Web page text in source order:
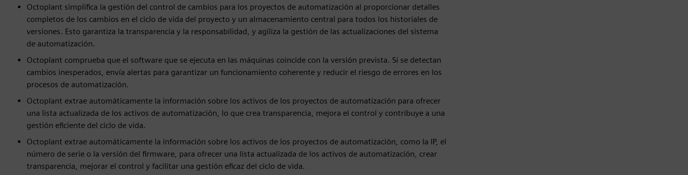
Octoplant simplifica la gestión del control de cambios para los proyectos de automatización al proporcionar detalles
completos de los cambios en el ciclo de vida del proyecto y un almacenamiento central para todos los historiales de
versiones. Esto garantiza la transparencia y la responsabilidad, y agiliza la gestión de las actualizaciones del sistema
de automatización.
Octoplant comprueba que el software que se ejecuta en las máquinas coincide con la versión prevista. Si se detectan
cambios inesperados, envía alertas para garantizar un funcionamiento coherente y reducir el riesgo de errores en los
procesos de automatización.
Octoplant extrae automáticamente la información sobre los activos de los proyectos de automatización para ofrecer
una lista actualizada de los activos de automatización, lo que crea transparencia, mejora el control y contribuye a una
gestión eficiente del ciclo de vida.
Octoplant extrae automáticamente la información sobre los activos de los proyectos de automatización, como la IP, el
número de serie o la versión del firmware, para ofrecer una lista actualizada de los activos de automatización, crear
transparencia, mejorar el control y facilitar una gestión eficaz del ciclo de vida.